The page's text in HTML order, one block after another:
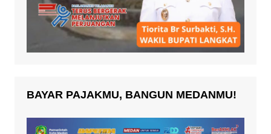
BAYAR PAJAKMU, BANGUN MEDANMU!